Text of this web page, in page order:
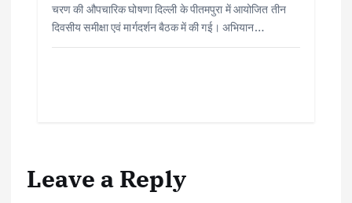
चरण की औपचारिक घोषणा दिल्ली के पीतमपुरा में आयोजित तीन
दिवसीय समीक्षा एवं मार्गदर्शन बैठक में की गई। अभियान…
Leave a Reply